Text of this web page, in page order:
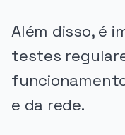
Além disso, é
testes
e da rede.